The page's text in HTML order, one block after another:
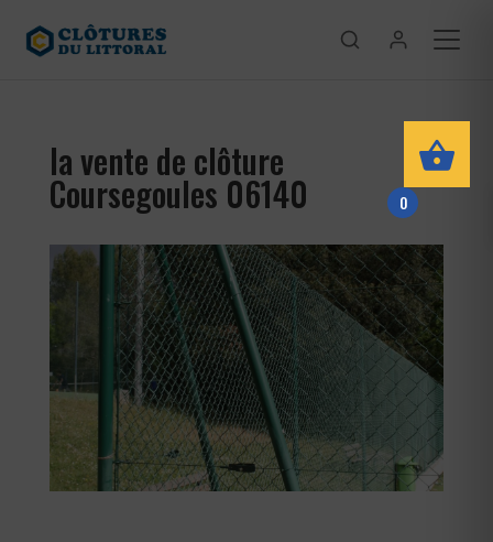
la vente de clôture
Coursegoules 06140 0